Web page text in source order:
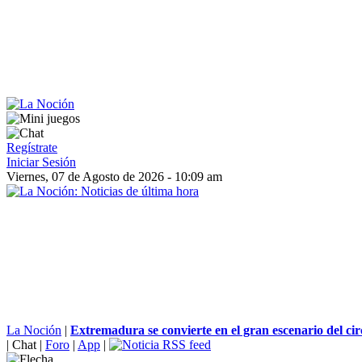
Regístrate
Iniciar Sesión
Viernes, 07 de Agosto de 2026 - 10:09 am
La Noción | Extremadura se convierte en el gran escenario del
| Chat | Foro | App |